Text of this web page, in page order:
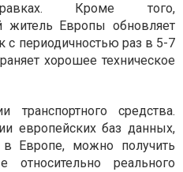
Кроме того,
житель Европы обновляет
с периодичностью раз в 5-7
хорошее техническое
транспортного средства.
европейских баз данных,
в Европе, можно получить
относительно реального